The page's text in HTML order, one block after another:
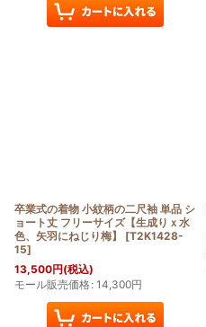
卒業式の着物 小紋柄の二尺袖 単品 シ
ョート丈 フリーサイズ【生成りｘ水
色、矢羽にねじり梅】
[T2K1428-
15]
13,500円(税込)
モール販売価格: 14,300円